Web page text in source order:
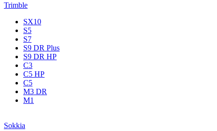
Trimble
SX10
S5
S7
S9 DR Plus
S9 DR HP
C3
С5 НР
C5
M3 DR
M1
Sokkia